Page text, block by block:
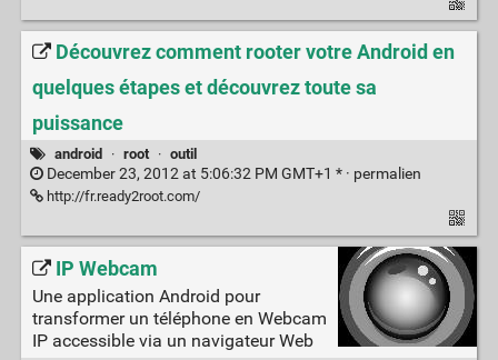
Découvrez comment rooter votre Android en
quelques étapes et découvrez toute sa
puissance
android · root · outil
December 23, 2012 at 5:06:32 PM GMT+1 * · permalien
http://fr.ready2root.com/
IP Webcam
Une application Android pour
transformer un téléphone en Webcam
IP accessible via un navigateur Web